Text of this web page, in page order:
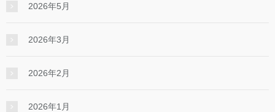
2026年5月
2026年3月
2026年2月
2026年1月